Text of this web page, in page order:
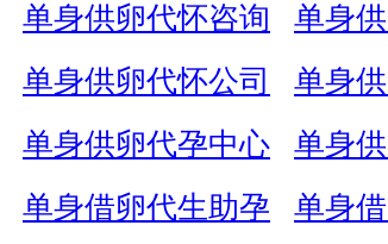
单身供卵代怀咨询
单身
单身供卵代怀公司
单身
单身供卵代孕中心
单身
单身借卵代生助孕
单身